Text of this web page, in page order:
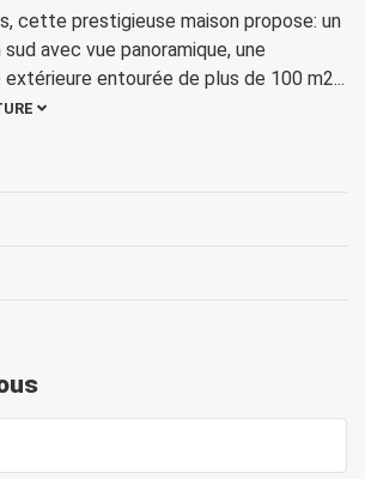
cette prestigieuse maison propose: un
avec vue panoramique, une
extérieure entourée de plus de 100 m2...